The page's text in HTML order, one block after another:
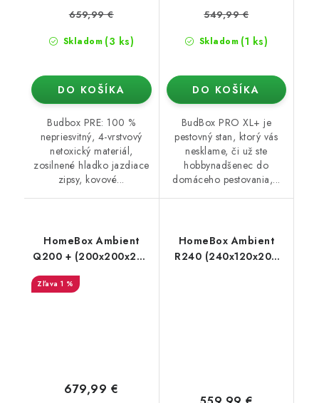
Skladom (3 ks)
659,99 €
DO KOŠÍKA
Budbox PRE: 100 %
nepriesvitný, 4-vrstvový
netoxický materiál,
zosilnené hladko jazdiace
zipsy, kovové...
Skladom (1 ks)
549,99 €
DO KOŠÍKA
BudBox PRO XL+ je
pestovný stan, ktorý vás
nesklame, či už ste
hobbynadšenec do
domáceho pestovania,...
HomeBox Ambient
Q200 + (200x200x220
1 %
679,99 €
HomeBox Ambient
R240 (240x120x200